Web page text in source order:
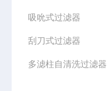
吸吮式过滤器
刮刀式过滤器
多滤柱自清洗过滤器